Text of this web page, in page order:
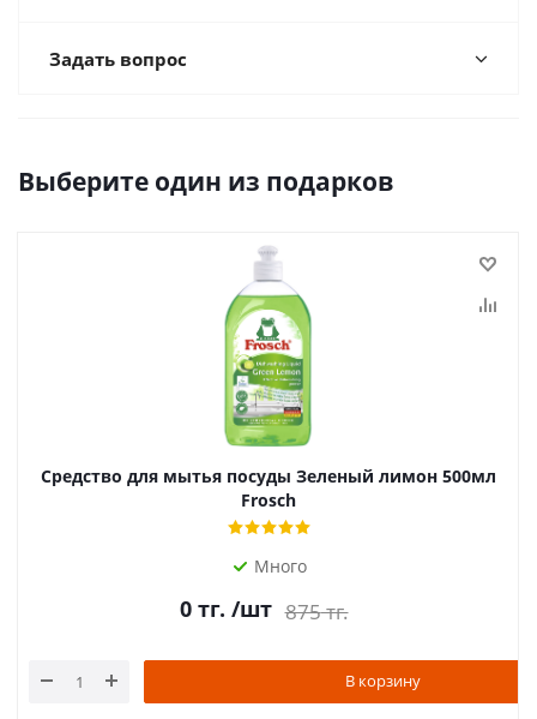
Задать вопрос
Выберите один из подарков
Средство для мытья посуды Зеленый лимон 500мл
Frosch
Много
0тг. /шт 875тг.
В корзину